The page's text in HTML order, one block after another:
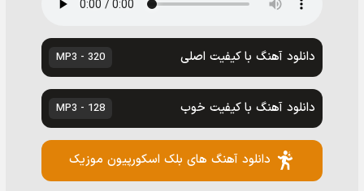
دانلود آهنگ با کیفیت اصلی 320 - MP3
دانلود آهنگ با کیفیت خوب 128 - MP3
دانلود آهنگ های بلک اسکورپیون موزیک